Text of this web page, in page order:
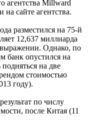
агентства Millward
сайте агентства.
разместился на 75-й
12,637 миллиарда
Однако, по
банк опустился на
на две
стоимостью
году).
по числу
после Китая (11